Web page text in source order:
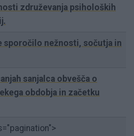
združevanja psiholoških
sporočilo nežnosti, sočutja in
sanjalca obvešča o
obdobja in začetku